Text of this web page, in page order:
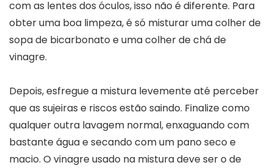
com as lentes dos óculos, isso não é diferente. Para
obter uma boa limpeza, é só misturar uma colher de
sopa de bicarbonato e uma colher de chá de
vinagre.
Depois, esfregue a mistura levemente até perceber
que as sujeiras e riscos estão saindo. Finalize como
qualquer outra lavagem normal, enxaguando com
bastante água e secando com um pano seco e
macio. O vinagre usado na mistura deve ser o de